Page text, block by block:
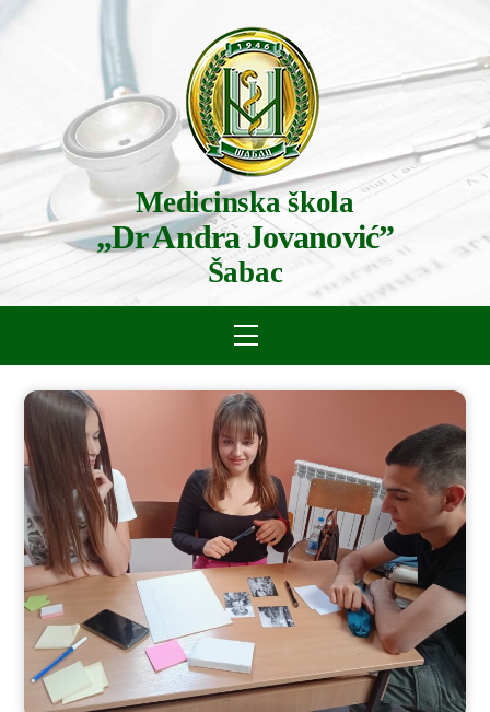
Medicinska škola
„Dr Andra Jovanović”
Šabac
Menu